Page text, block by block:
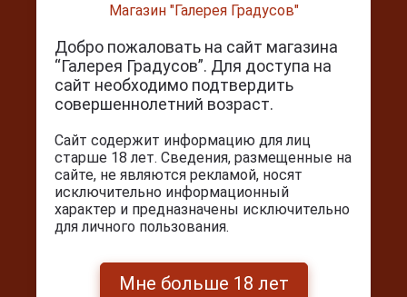
Контакты
г. Москва, Серпуховский вал, д. 5
Ежедневно с 10:00 до 22:00
+7(495) 644-59-95
Покупателям
Контакты
Блог
Магазин "Галерея Градусов"
Добро пожаловать на сайт магазина
“Галерея Градусов”. Для доступа на
сайт необходимо подтвердить
совершеннолетний возраст.
Сайт содержит информацию для лиц
старше 18 лет. Сведения, размещенные на
сайте, не являются рекламой, носят
исключительно информационный
характер и предназначены исключительно
для личного пользования.
Мне больше 18 лет